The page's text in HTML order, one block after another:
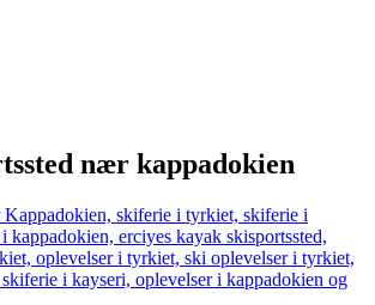
nær kappadokien